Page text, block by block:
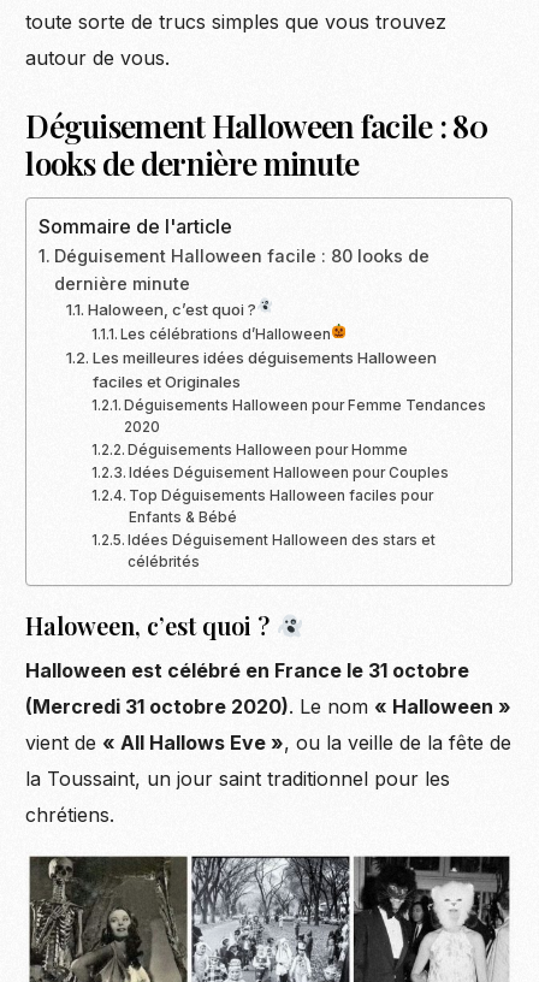
toute sorte de trucs simples que vous trouvez
autour de vous.
Déguisement Halloween facile : 80
looks de dernière minute
Sommaire de l'article
Déguisement Halloween facile : 80 looks de
dernière minute
Haloween, c’est quoi ?
Les célébrations d’Halloween
Les meilleures idées déguisements Halloween
faciles et Originales
Déguisements Halloween pour Femme Tendances
2020
Déguisements Halloween pour Homme
Idées Déguisement Halloween pour Couples
Top Déguisements Halloween faciles pour
Enfants & Bébé
Idées Déguisement Halloween des stars et
célébrités
Haloween, c’est quoi ?
Halloween est célébré en France le 31 octobre
(Mercredi 31 octobre 2020). Le nom « Halloween »
vient de « All Hallows Eve », ou la veille de la fête de
la Toussaint, un jour saint traditionnel pour les
chrétiens.